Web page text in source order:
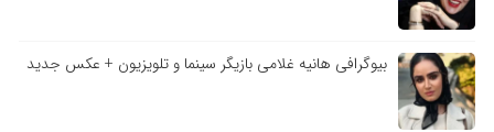
بیوگرافی هانیه غلامی بازیگر سینما و تلویزیون + عکس جدید